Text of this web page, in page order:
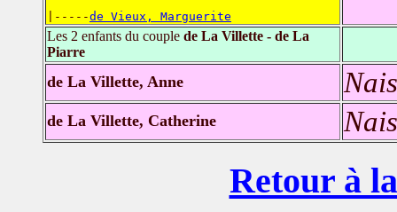
|-----de Vieux, Marguerite
Les 2 enfants du couple de La Villette - de La
Piarre
de La Villette, Anne
de La Villette, Catherine
Retour à